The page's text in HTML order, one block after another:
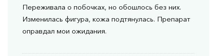
Переживала о побочках, но обошлось без них.
Изменилась фигура, кожа подтянулась. Препарат
оправдал мои ожидания.